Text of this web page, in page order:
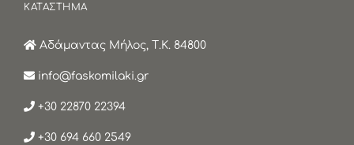
ΚΑΤΑΣΤΗΜΑ
Αδάμαντας Μήλος, Τ.Κ. 84800
info@faskomilaki.gr
+30 22870 22394
+30 694 660 2549